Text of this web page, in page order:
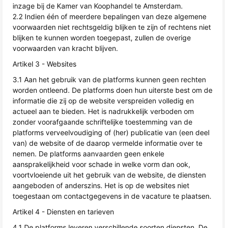
inzage bij de Kamer van Koophandel te Amsterdam.
2.2 Indien één of meerdere bepalingen van deze algemene
voorwaarden niet rechtsgeldig blijken te zijn of rechtens niet
blijken te kunnen worden toegepast, zullen de overige
voorwaarden van kracht blijven.
Artikel 3 - Websites
3.1 Aan het gebruik van de platforms kunnen geen rechten
worden ontleend. De platforms doen hun uiterste best om de
informatie die zij op de website verspreiden volledig en
actueel aan te bieden. Het is nadrukkelijk verboden om
zonder voorafgaande schriftelijke toestemming van de
platforms verveelvoudiging of (her) publicatie van (een deel
van) de website of de daarop vermelde informatie over te
nemen. De platforms aanvaarden geen enkele
aansprakelijkheid voor schade in welke vorm dan ook,
voortvloeiende uit het gebruik van de website, de diensten
aangeboden of anderszins. Het is op de websites niet
toegestaan om contactgegevens in de vacature te plaatsen.
Artikel 4 - Diensten en tarieven